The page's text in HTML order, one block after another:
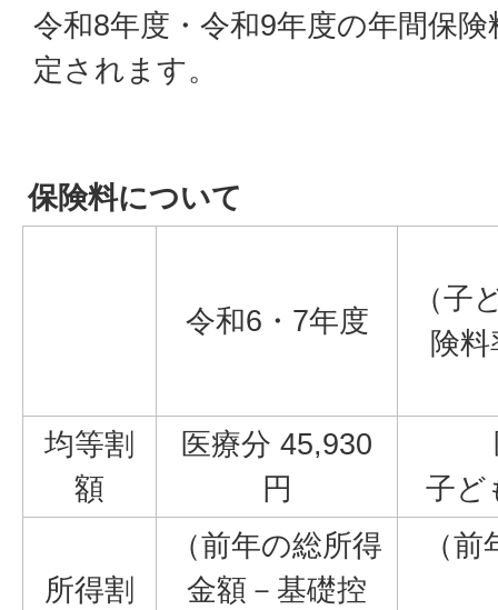
令和8年度・令和9年度の年間保
定されます。
保険料について
令和6・7年度
（子
険
均等割
額
医療分 45,930
円
子ど
所得割
（前年の総所得
金額－基礎控
（